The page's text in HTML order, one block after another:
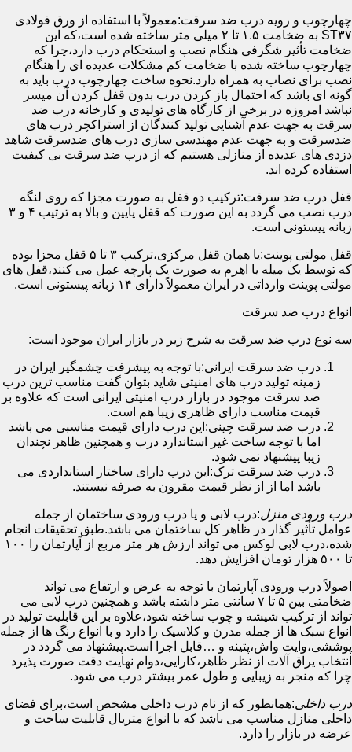
چهارچوب و رویه درب ضد سرقت:معمولاً با استفاده از ورق فولادی
ST۳۷ به ضخامت ۱.۵ تا ۲ میلی متر ساخته شده است،که این
ضخامت تأثیر شگرفی هنگام نصب و استحکام درب دارد،چرا که
چهارچوب ساخته شده با ضخامت کم مشکلات عدیده ای را هنگام
نصب برای نصاب به همراه دارد.نحوه ساخت چهارچوب درب باید به
گونه ای باشد که احتمال باز کردن درب بدون قفل کردن آن میسر
نباشد امروزه در برخی از کارگاه های تولیدی و کارخانه درب ضد
سرقت به جهت عدم آشنایی تولید کنندگان از استراکچر درب های
ضدسرقت و به جهت عدم مهندسی سازی درب های ضدسرقت شاهد
دزدی های عدیده از منازلی هستیم که از درب ضد سرقت بی کیفیت
استفاده کرده اند.
قفل درب ضد سرقت:ترکیب دو قفل به صورت مجزا که روی لنگه
درب نصب می گردد به این صورت که قفل پایین و بالا به ترتیب ۴ و ۳
زبانه پیستونی است.
قفل مولتی پوینت:یا همان قفل مرکزی،ترکیب ۳ تا ۵ قفل مجزا بوده
که توسط یک میله یا اهرم به صورت یک پارچه عمل می کنند،قفل های
مولتی پوینت وارداتی در ایران معمولاً دارای ۱۴ زبانه پیستونی است.
انواع درب ضد سرقت
سه نوع درب ضد سرقت به شرح زیر در بازار ایران موجود است:
درب ضد سرقت ایرانی:با توجه به پیشرفت چشمگیر ایران در
زمینه تولید درب های امنیتی شاید بتوان گفت مناسب ترین درب
ضد سرقت موجود در بازار درب امنیتی ایرانی است که علاوه بر
قیمت مناسب دارای ظاهری زیبا هم است.
درب ضد سرقت چینی:این درب دارای قیمت مناسبی می باشد
اما با توجه ساخت غیر استاندارد درب و همچنین ظاهر نچندان
زیبا پیشنهاد نمی شود.
درب ضد سرقت ترک:این درب دارای ساختار استانداردی می
باشد اما از از نظر قیمت مقرون به صرفه نیستند.
درب ورودی منزل:درب لابی و یا درب ورودی ساختمان از جمله
عوامل تأثیر گذار در ظاهر کل ساختمان می باشد.طبق تحقیقات انجام
شده،درب لابی لوکس می تواند ارزش هر متر مربع از آپارتمان را ۱۰۰
تا ۵۰۰ هزار تومان افزایش دهد.
اصولاً درب ورودی آپارتمان با توجه به عرض و ارتفاع می تواند
ضخامتی بین ۵ تا ۷ سانتی متر داشته باشد و همچنین درب لابی می
تواند از ترکیب شیشه و چوب ساخته شود،علاوه بر این قابلیت تولید در
انواع سبک ها از جمله مدرن و کلاسیک را دارد و با انواع رنگ ها از جمله
پوششی،وایت واش،پتینه و …قابل اجرا است.پیشنهاد می گردد در
انتخاب یراق آلات از نظر ظاهر،کارایی،دوام نهایت دقت صورت پذیرد
چرا که منجر به زیبایی و طول عمر بیشتر درب می شود.
درب داخلی:همانطور که از نام درب داخلی مشخص است،برای فضای
داخلی منازل مناسب می باشد که با انواع متریال قابلیت ساخت و
عرضه در بازار را دارد.